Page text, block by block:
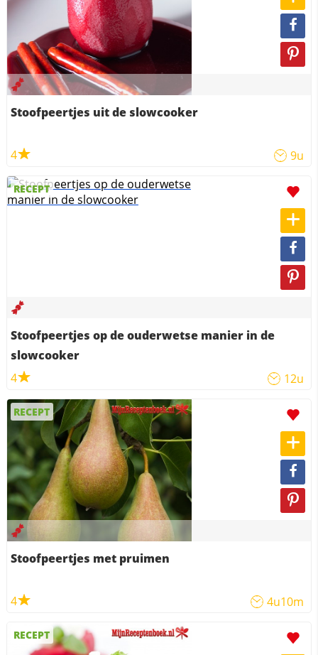
Stoofpeertjes uit de slowcooker
4 9u
RECEPT
Stoofpeertjes op de ouderwetse manier in de
slowcooker
4
12u
RECEPT
Stoofpeertjes met pruimen
4 4u10m
RECEPT